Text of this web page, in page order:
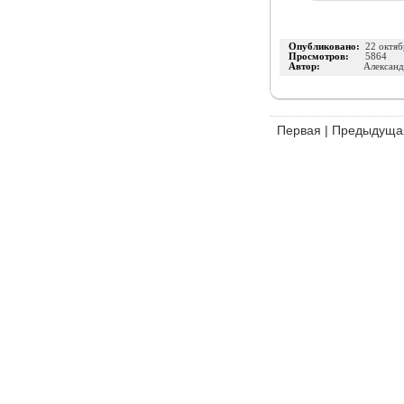
Опубликовано: 22
Просмотров: 5864
Автор:
Первая |